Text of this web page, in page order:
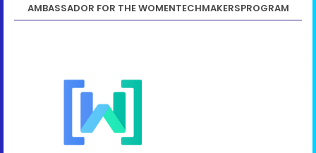
AMBASSADOR FOR THE WOMENTECHMAKERSPROGRAM